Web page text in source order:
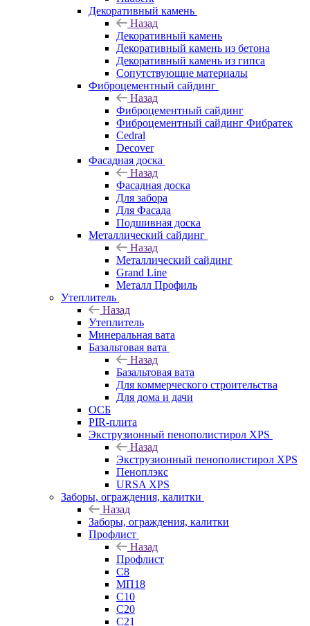
Декоративный камень
Назад
Декоративный камень
Декоративный камень из бетона
Декоративный камень из гипса
Сопутствующие материалы
Фиброцементный сайдинг
Назад
Фиброцементный сайдинг
Фиброцементный сайдинг Фибратек
Cedral
Decover
Фасадная доска
Назад
Фасадная доска
Для забора
Для Фасада
Подшивная доска
Металлический сайдинг
Назад
Металлический сайдинг
Grand Line
Металл Профиль
Утеплитель
Назад
Утеплитель
Минеральная вата
Базальтовая вата
Назад
Базальтовая вата
Для коммерческого строительства
Для дома и дачи
ОСБ
PIR-плита
Экструзионный пенополистирол XPS
Назад
Экструзионный пенополистирол XPS
Пеноплэкс
URSA XPS
Заборы, ограждения, калитки
Назад
Заборы, ограждения, калитки
Профлист
Назад
Профлист
С8
МП18
С10
С20
С21